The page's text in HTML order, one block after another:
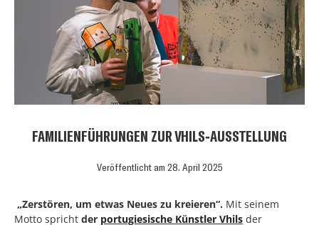
FAMILIENFÜHRUNGEN ZUR VHILS-AUSSTELLUNG
Veröffentlicht am 28. April 2025
„Zerstören, um etwas Neues zu kreieren“. Mit seinem
Motto spricht der portugiesische Künstler Vhils der